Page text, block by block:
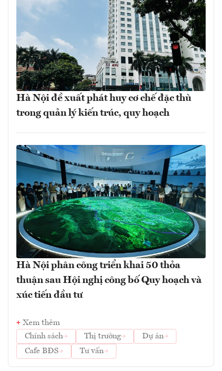
Hà Nội đề xuất phát huy cơ chế đặc thù
trong quản lý kiến trúc, quy hoạch
Hà Nội phân công triển khai 50 thỏa
thuận sau Hội nghị công bố Quy hoạch và
xúc tiến đầu tư
Xem thêm
Chính sách
Thị trường
Dự án
Cafe BĐS
Tư vấn